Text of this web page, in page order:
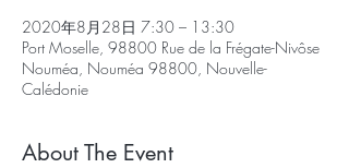
2020年8月28日 7:30 – 13:30
Port Moselle, 98800 Rue de la Frégate-Nivôse
Nouméa, Nouméa 98800, Nouvelle-
Calédonie
About The Event